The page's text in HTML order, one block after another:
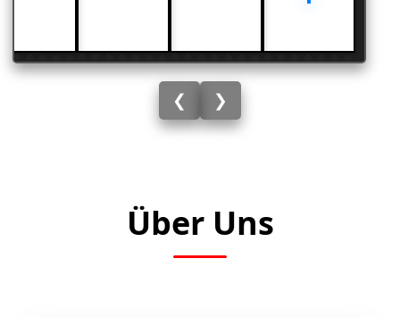
❮
❯
Über Uns